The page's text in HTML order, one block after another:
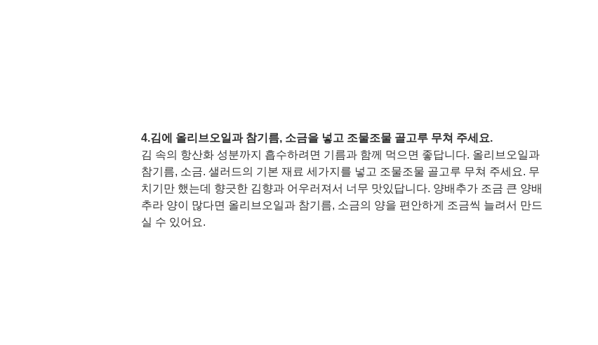
4.김에 올리브오일과 참기름, 소금을 넣고 조물조물 골고루 무쳐 주세요.
김 속의 항산화 성분까지 흡수하려면 기름과 함께 먹으면 좋답니다. 올리브오일과
참기름, 소금. 샐러드의 기본 재료 세가지를 넣고 조물조물 골고루 무쳐 주세요. 무
치기만 했는데 향긋한 김향과 어우러져서 너무 맛있답니다. 양배추가 조금 큰 양배
추라 양이 많다면 올리브오일과 참기름, 소금의 양을 편안하게 조금씩 늘려서 만드
실 수 있어요.